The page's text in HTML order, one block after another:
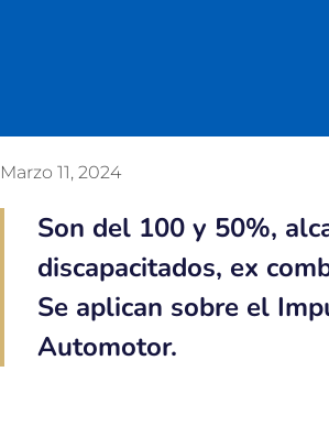
Marzo 11, 2024
Son del 100 y 50%,
discapacitados, ex
Se aplican sobre el
Automotor.